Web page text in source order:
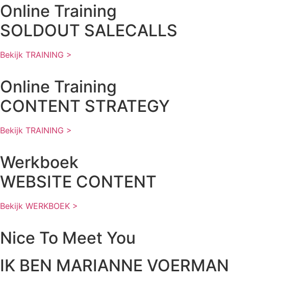
Online Training
SOLDOUT SALECALLS
Bekijk TRAINING >
Online Training
CONTENT STRATEGY
Bekijk TRAINING >
Werkboek
WEBSITE CONTENT
Bekijk WERKBOEK >
Nice To Meet You
IK BEN MARIANNE VOERMAN